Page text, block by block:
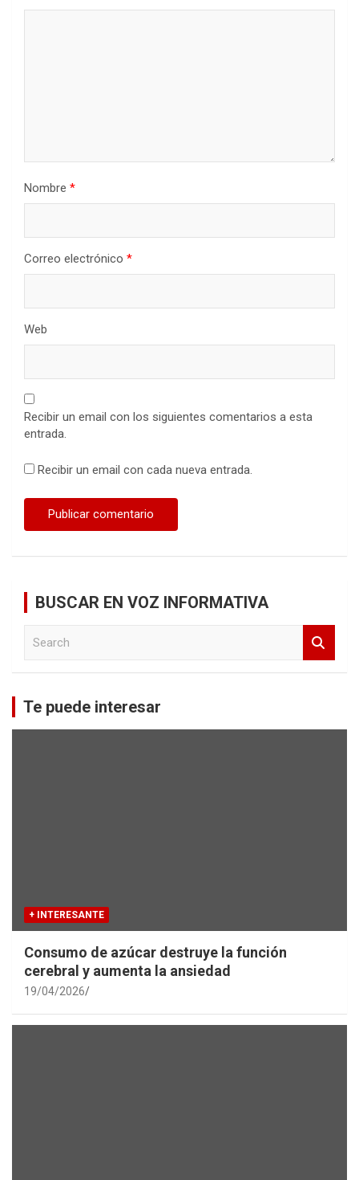
Nombre *
Correo electrónico *
Web
Recibir un email con los siguientes comentarios a esta
entrada.
Recibir un email con cada nueva entrada.
BUSCAR EN VOZ INFORMATIVA
c
Te puede interesar
+ INTERESANTE
Consumo de azúcar destruye la función
cerebral y aumenta la ansiedad
19/04/2026